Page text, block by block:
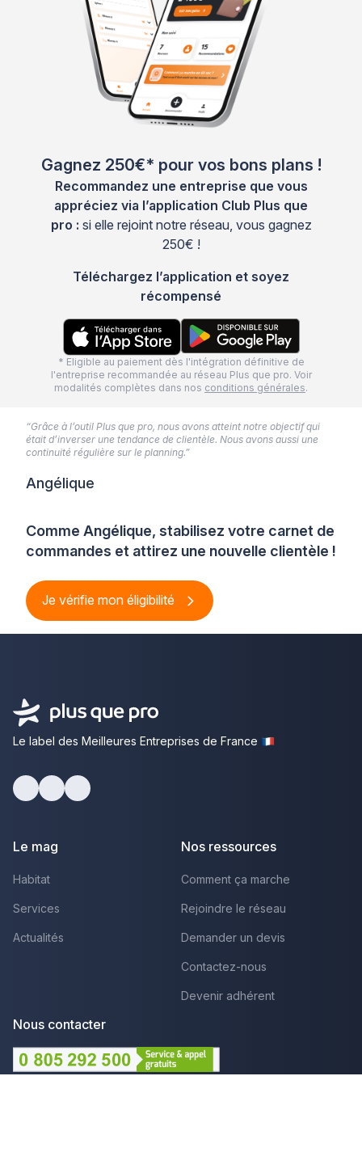
Gagnez 250€* pour vos bons plans !
Recommandez une entreprise que vous
appréciez via l’application Club Plus que
pro : si elle rejoint notre réseau, vous gagnez
250€ !
Téléchargez l’application et soyez
récompensé
* Eligible au paiement dès l'intégration définitive de
l'entreprise recommandée au réseau Plus que pro. Voir
modalités complètes dans nos conditions générales.
Comme Angélique, stabilisez votre carnet de
commandes et attirez une nouvelle clientèle !
Je vérifie mon éligibilité
“Grâce à l’outil Plus que pro, nous avons atteint notre objectif qui
était d’inverser une tendance de clientèle. Nous avons aussi une
continuité régulière sur le planning.”
Angélique
Le label des Meilleures Entreprises de France
Le mag
Habitat
Services
Actualités
Nos ressources
Comment ça marche
Rejoindre le réseau
Demander un devis
Contactez-nous
Devenir adhérent
Nous contacter